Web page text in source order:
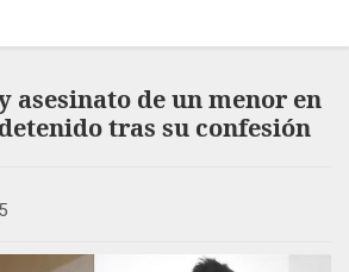
asesinato de un menor en
tras su confesión